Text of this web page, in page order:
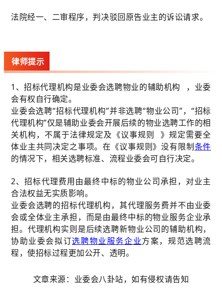
法院经一、二审程序，判决驳回原告业主的诉讼请求。
律师提示
1、招标代理机构是业委会选聘物业的辅助机构
，业委
会有权自行确定。
业委会选聘“招标代理机构”并非选聘“物业公司”，“招标
代理机构”仅是辅助业委会开展后续的物业选聘工作的相
关机构，不属于法律规定及《议事规则
》规定需要全
体业主共同决定之事项。在《议事规则》没有限制条件
的情况下，相关选聘标准、流程业委会可自行决定。
2、招标代理费用由最终中标的物业公司承担，对业主
合法权益无实质影响。
业委会选聘的招标代理机构，其代理服务费并不由业委
会或全体业主承担，而是由最终中标的物业服务企业承
担。代理机构实则是后续选聘新物业公司的辅助机构，
协助业委会拟订选聘物业服务企业方案，规范选聘流
程，使招标过程更加公开、透明。
文章来源：业委会八卦站，如有侵权请告知